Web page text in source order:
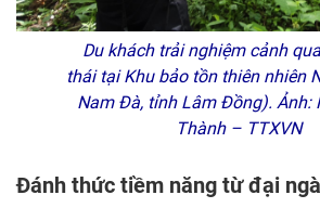
Du khách trải nghiệm cảnh
thái tại Khu bảo tồn thiên nhiên
Nam Đà, tỉnh Lâm Đồng). Ảnh:
Thành – TTXVN
Đánh thức tiềm năng từ đại